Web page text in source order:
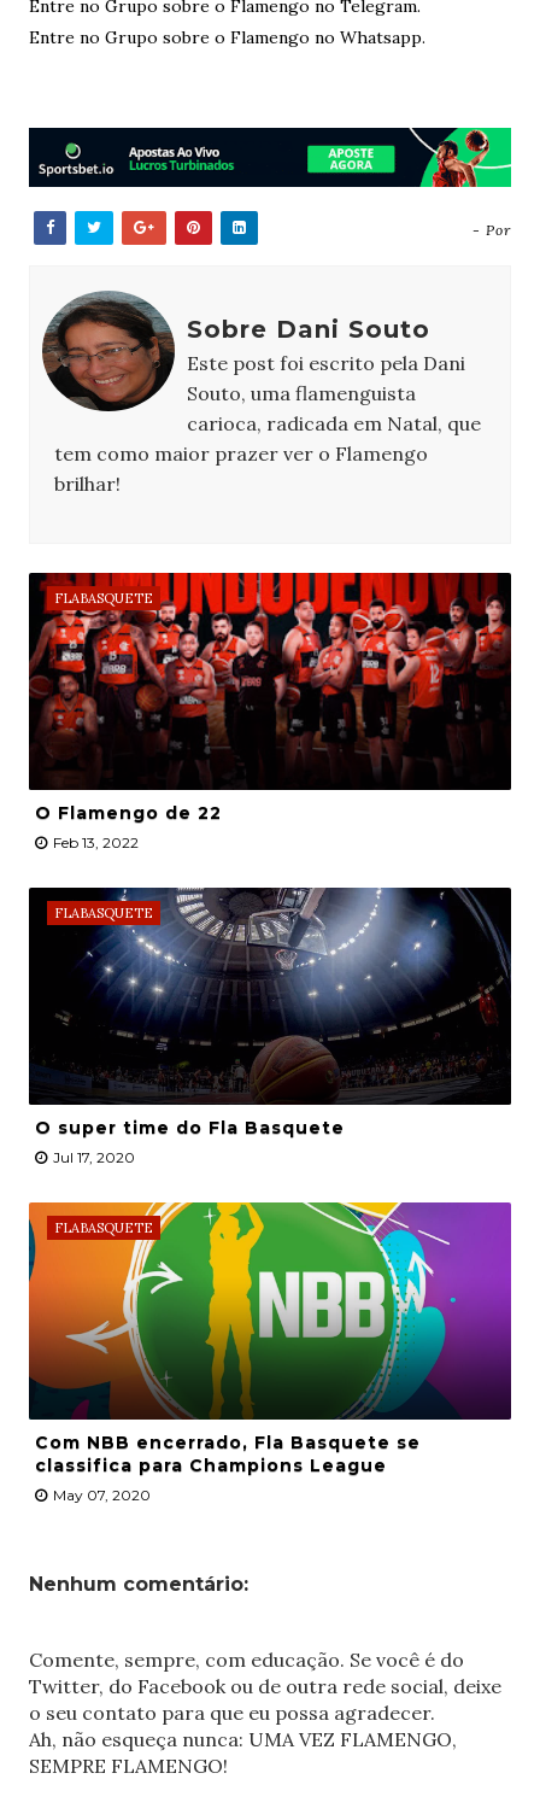
Entre no Grupo sobre o Flamengo no Telegram.
Entre no Grupo sobre o Flamengo no Whatsapp.
- Por
Sobre Dani Souto
Este post foi escrito pela Dani
Souto, uma flamenguista
carioca, radicada em Natal, que
tem como maior prazer ver o Flamengo
brilhar!
FLABASQUETE
O Flamengo de 22
Feb 13, 2022
FLABASQUETE
O super time do Fla Basquete
Jul 17, 2020
FLABASQUETE
Com NBB encerrado, Fla Basquete se
classifica para Champions League
May 07, 2020
Nenhum comentário:
Comente, sempre, com educação. Se você é do
Twitter, do Facebook ou de outra rede social, deixe
o seu contato para que eu possa agradecer.
Ah, não esqueça nunca: UMA VEZ FLAMENGO,
SEMPRE FLAMENGO!